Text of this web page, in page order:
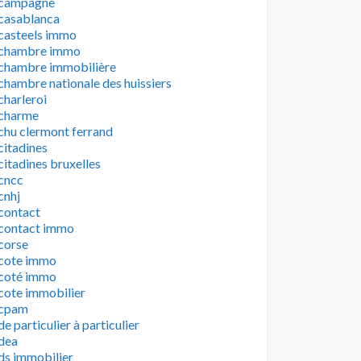
immo
immo
immobilière
nationale des huissiers
clermont ferrand
bruxelles
immo
immo
immo
immobilier
particulier à particulier
immobilier